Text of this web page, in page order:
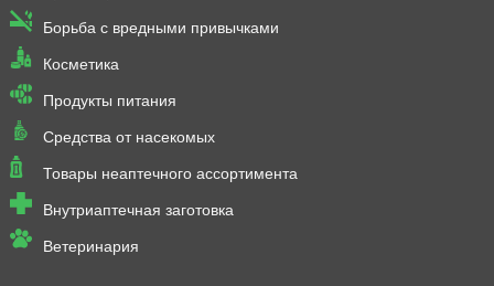
Борьба с вредными привычками
Косметика
Продукты питания
Средства от насекомых
Товары неаптечного ассортимента
Внутриаптечная заготовка
Ветеринария